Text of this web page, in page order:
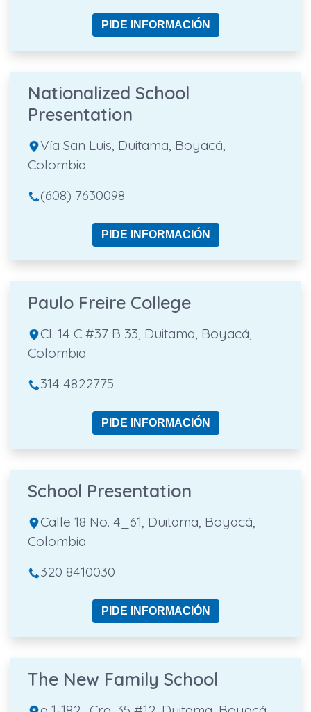
PIDE INFORMACIÓN
Nationalized School
Presentation
Vía San Luis, Duitama, Boyacá,
Colombia
(608) 7630098
PIDE INFORMACIÓN
Paulo Freire College
Cl. 14 C #37 B 33, Duitama, Boyacá,
Colombia
314 4822775
PIDE INFORMACIÓN
School Presentation
Calle 18 No. 4_61, Duitama, Boyacá,
Colombia
320 8410030
PIDE INFORMACIÓN
The New Family School